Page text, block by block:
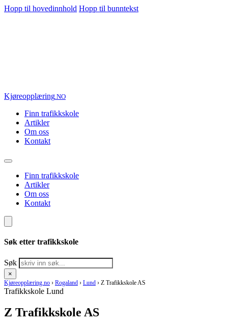
Hopp til hovedinnhold Hopp til bunntekst
Kjøreopplæring.NO
Finn trafikkskole
Artikler
Om oss
Kontakt
Finn trafikkskole
Artikler
Om oss
Kontakt
Søk etter trafikkskole
Søk
×
Kjøreopplæring.no › Rogaland › Lund › Z Trafikkskole AS
Trafikkskole Lund
Z Trafikkskole AS